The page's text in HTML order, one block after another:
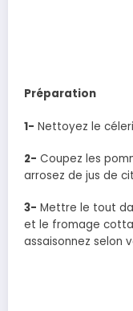
Préparation
1- Nettoyez le
2- Coupez les
arrosez de jus de
3- Mettre le tout
et le fromage
assaisonnez selon